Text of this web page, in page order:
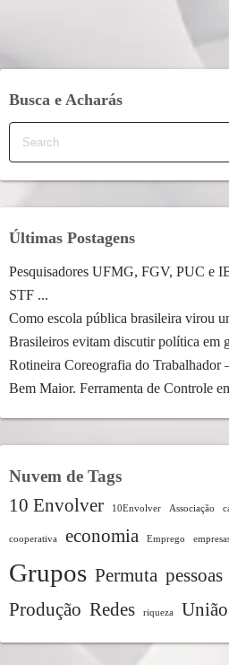
Busca e Acharás
Últimas Postagens
Pesquisadores UFMG, FGV, PUC e
STF ...
Como escola pública brasileira virou
Brasileiros evitam discutir política em
Rotineira Coreografia do Trabalhador
Bem Maior. Ferramenta de Controle
Nuvem de Tags
10 Envolver 10Envolver Associação
cooperativa economia Emprego
Grupos Permuta pessoas
Produção Redes riqueza União